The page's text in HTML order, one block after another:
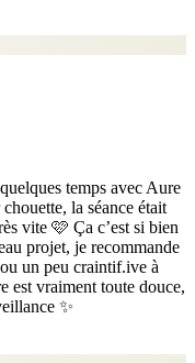
temps avec Aure
la séance était
vite 🩷 Ça c’est si bien
projet, je recommande
un peu craintif.ive à
est vraiment toute douce,
✨